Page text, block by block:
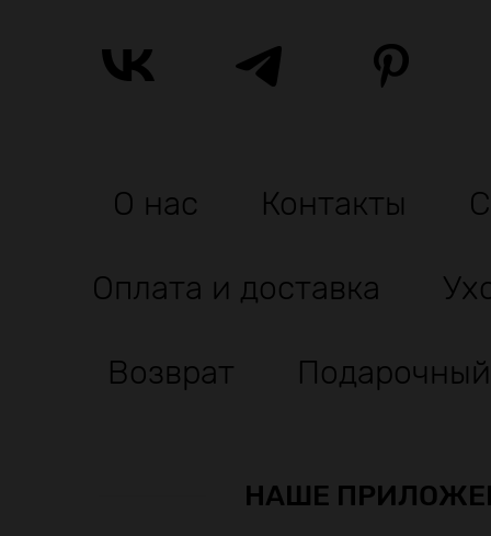
О нас Контакты
Оплата и доставка
Возврат
НАШЕ